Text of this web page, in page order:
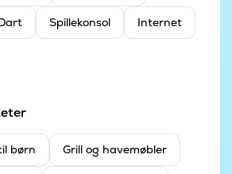
Spillekonsol Internet
børn Grill og havemøbler